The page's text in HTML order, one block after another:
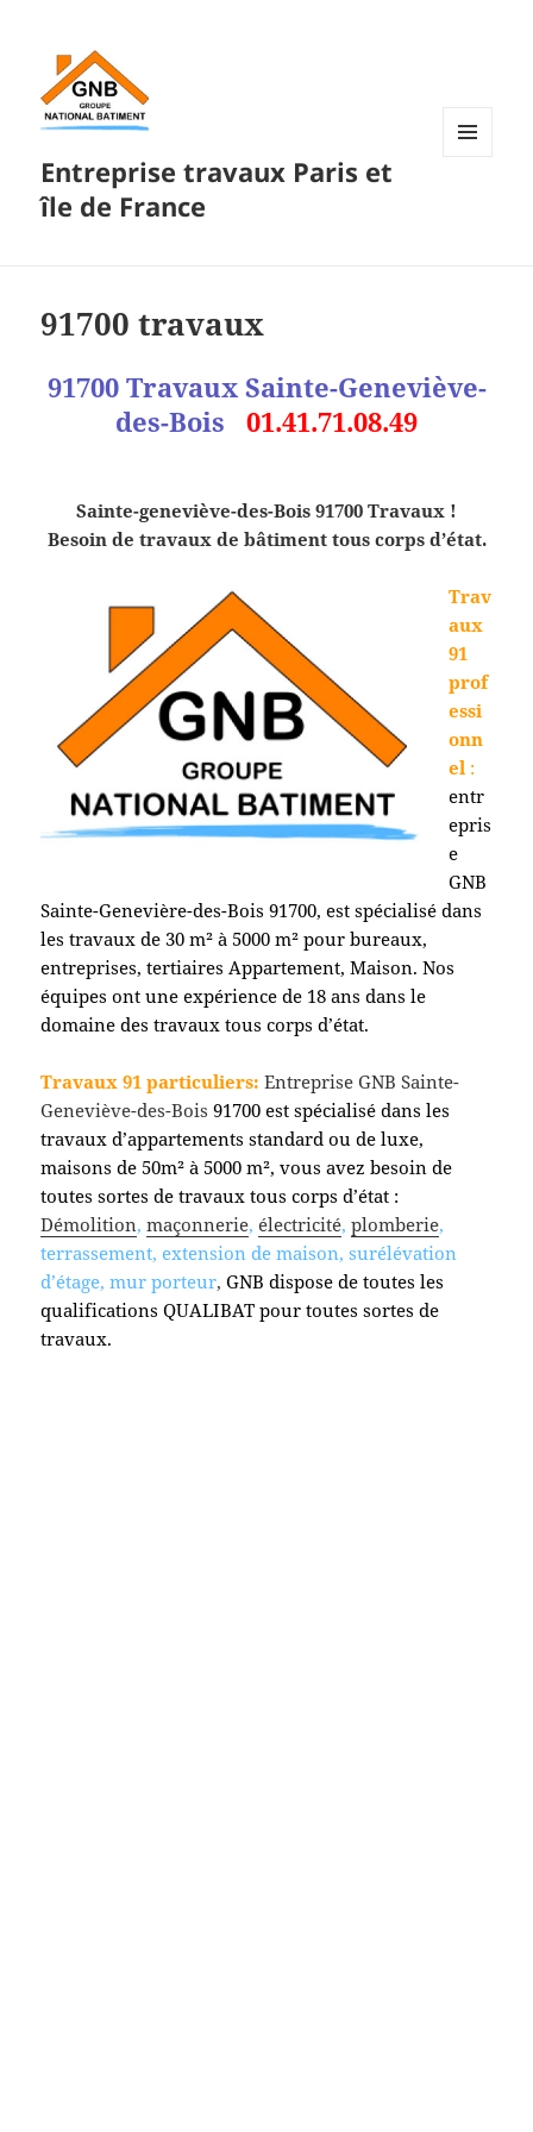
Entreprise travaux Paris et
île de France
91700 travaux
91700 Travaux Sainte-Geneviève-
des-Bois 01.41.71.08.49
Sainte-geneviève-des-Bois 91700 Travaux !
Besoin de travaux de bâtiment tous corps d’état.
Trav
aux
91
prof
essi
onn
el :
entr
epris
e
GNB
Sainte-Genevière-des-Bois 91700, est spécialisé dans
les travaux de 30 m² à 5000 m² pour bureaux,
entreprises, tertiaires Appartement, Maison. Nos
équipes ont une expérience de 18 ans dans le
domaine des travaux tous corps d’état.
Travaux 91 particuliers: Entreprise GNB Sainte-
Geneviève-des-Bois 91700 est spécialisé dans les
travaux d’appartements standard ou de luxe,
maisons de 50m² à 5000 m², vous avez besoin de
toutes sortes de travaux tous corps d’état :
Démolition,maçonnerie,électricité,plomberie,
terrassement, extension de maison, surélévation
d’étage, mur porteur,GNB dispose de toutes les
qualifications QUALIBAT pour toutes sortes de
travaux.